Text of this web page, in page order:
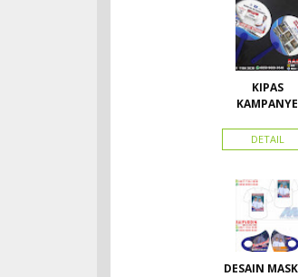
KIPAS
KAMPANYE
DETAIL
DESAIN